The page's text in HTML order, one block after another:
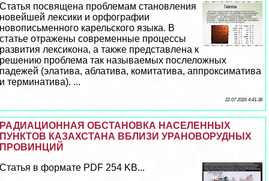
Статья посвящена проблемам становления
новейшей лексики и орфографии
новописьменного карельского языка. В
статье отражены современные процессы
развития лексикона, а также представлена к
решению проблема так называемых послеложных
падежей (элатива, аблатива, комитатива, аппроксиматива
и терминатива). ...
22 07 2026 4:41:38
РАДИАЦИОННАЯ ОБСТАНОВКА НАСЕЛЕННЫХ
ПУНКТОВ КАЗАХСТАНА ВБЛИЗИ УРАНОВОРУДНЫХ
ПРОВИНЦИЙ
Статья в формате PDF 254 KB...